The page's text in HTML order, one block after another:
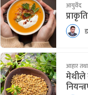
आयुर्वेद
आहार
मेथीले